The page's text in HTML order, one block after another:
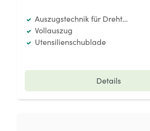
Auszugstechnik für Drehtüren
Vollauszug
Utensilienschublade
Details